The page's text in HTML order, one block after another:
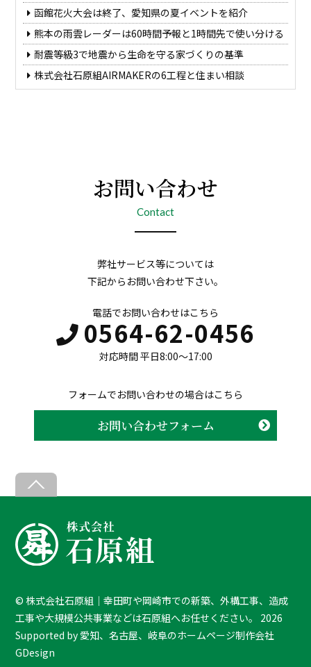
函館花火大会は終了、愛知県の夏イベントを紹介
熊本の雨雲レーダーは60時間予報と1時間先で使い分ける
耐震等級3で地震から生命を守る家づくりの基準
株式会社石原組AIRMAKERの6工程と住まい相談
お問い合わせ
Contact
弊社サービス等については
下記からお問い合わせ下さい。
電話でお問い合わせはこちら
0564-62-0456
対応時間 平日8:00〜17:00
フォームでお問い合わせの場合はこちら
お問い合わせフォーム
B
c
k
T
o
p
©株式会社石原組｜幸田町や岡崎市での新築、外構工事、造成
工事や大規模公共事業などは石原組へお任せください。
2026
Supported by 愛知、名古屋、岐阜のホームページ制作会社
GDesign